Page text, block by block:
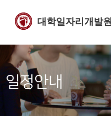
대학일자리개발원
일정안내